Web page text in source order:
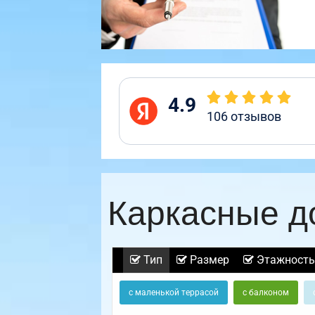
4.9 106отзывов
Каркасные
Тип Размер Этажность
с маленькой террасой с балконом